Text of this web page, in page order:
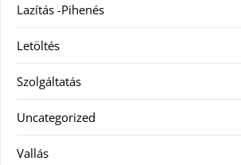
Lazítás -Pihenés
Letöltés
Szolgáltatás
Uncategorized
Vallás